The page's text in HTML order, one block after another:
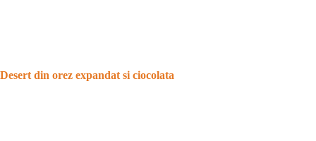
Desert din orez expandat si ciocolata